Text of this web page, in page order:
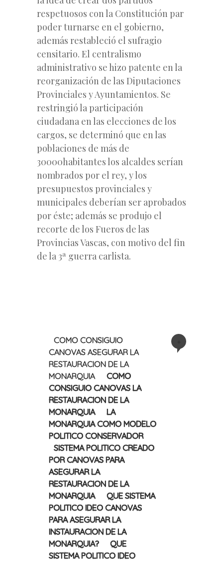
respetuosos con la Constitución par
poder turnarse en el gobierno,
además restableció el sufragio
censitario. El centralismo
administrativo se hizo patente en la
reorganización de las Diputaciones
Provinciales y Ayuntamientos. Se
restringió la participación
ciudadana en las elecciones de los
cargos, se determinó que en las
poblaciones de más de
30000habitantes los alcaldes serían
nombrados por el rey, y los
presupuestos provinciales y
municipales deberían ser aprobados
por éste; además se produjo el
recorte de los Fueros de las
Provincias Vascas, con motivo del fin
de la 3ª guerra carlista.
COMO CONSIGUIO
CANOVAS ASEGURAR LA
RESTAURACION DE LA
MONARQUIA
COMO
CONSIGUIO CANOVAS LA
RESTAURACION DE LA
MONARQUIA
LA
MONARQUIA COMO MODELO
POLITICO CONSERVADOR
SISTEMA POLITICO CREADO
POR CANOVAS PARA
ASEGURAR LA
RESTAURACION DE LA
MONARQUIA
QUE SISTEMA
POLITICO IDEO CANOVAS
PARA ASEGURAR LA
INSTAURACION DE LA
MONARQUIA?
QUE
SISTEMA POLITICO IDEO